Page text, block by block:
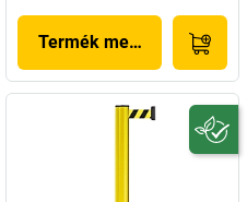
Termék megjelenítése